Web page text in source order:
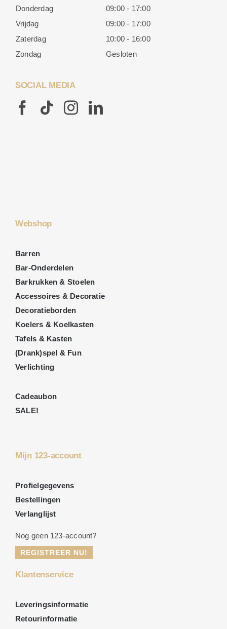
Donderdag
09:00 - 17:00
Vrijdag
09:00 - 17:00
Zaterdag
10:00 - 16:00
Zondag
Gesloten
SOCIAL MEDIA
Webshop
Barren
Bar-Onderdelen
Barkrukken & Stoelen
Accessoires & Decoratie
Decoratieborden
Koelers & Koelkasten
Tafels & Kasten
(Drank)spel & Fun
Verlichting
Cadeaubon
SALE!
Mijn 123-account
Profielgegevens
Bestellingen
Verlanglijst
Nog geen 123-account?
REGISTREER NU!
Klantenservice
Leveringsinformatie
Retourinformatie